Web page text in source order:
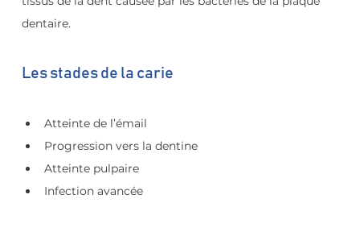
dentaire.
Les stades de la carie
Atteinte de l’émail
Progression vers la dentine
Atteinte pulpaire
Infection avancée